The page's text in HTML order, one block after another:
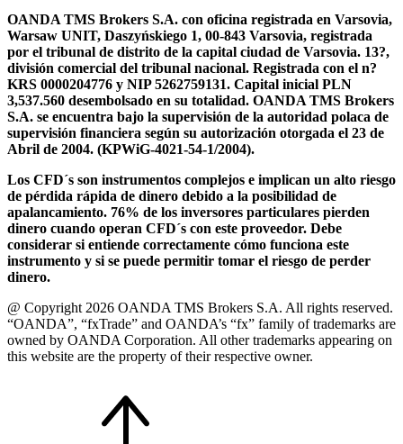
OANDA TMS Brokers S.A. con oficina registrada en Varsovia,
Warsaw UNIT, Daszyńskiego 1, 00-843 Varsovia, registrada
por el tribunal de distrito de la capital ciudad de Varsovia. 13?,
división comercial del tribunal nacional. Registrada con el n?
KRS 0000204776 y NIP 5262759131. Capital inicial PLN
3,537.560 desembolsado en su totalidad. OANDA TMS Brokers
S.A. se encuentra bajo la supervisión de la autoridad polaca de
supervisión financiera según su autorización otorgada el 23 de
Abril de 2004. (KPWiG-4021-54-1/2004).
Los CFD´s son instrumentos complejos e implican un alto riesgo
de pérdida rápida de dinero debido a la posibilidad de
apalancamiento. 76% de los inversores particulares pierden
dinero cuando operan CFD´s con este proveedor. Debe
considerar si entiende correctamente cómo funciona este
instrumento y si se puede permitir tomar el riesgo de perder
dinero.
@ Copyright 2026 OANDA TMS Brokers S.A. All rights reserved.
“OANDA”, “fxTrade” and OANDA’s “fx” family of trademarks are
owned by OANDA Corporation. All other trademarks appearing on
this website are the property of their respective owner.